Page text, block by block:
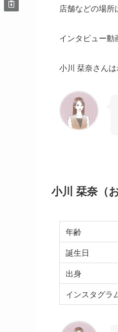
店舗などの場所
インタビュー動
小川 栞奈さん
小川 栞奈（
年齢
誕生日
出身
インスタグラ